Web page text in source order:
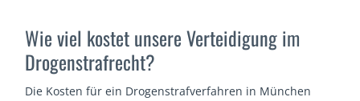
Wie viel kostet unsere Verteidigung im
Drogenstrafrecht?
Die Kosten für ein Drogenstrafverfahren in München